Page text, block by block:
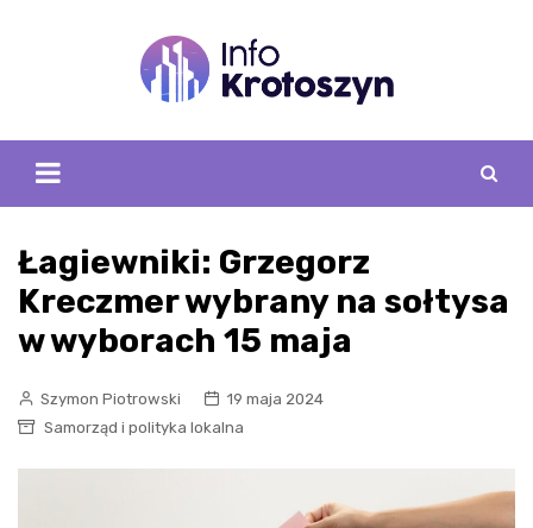
Łagiewniki: Grzegorz
Kreczmer wybrany na sołtysa
w wyborach 15 maja
Szymon Piotrowski
19 maja 2024
Samorząd i polityka lokalna